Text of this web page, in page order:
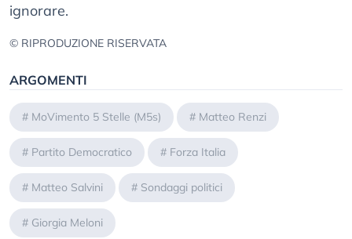
ignorare.
© RIPRODUZIONE RISERVATA
ARGOMENTI
# MoVimento 5 Stelle (M5s) # Matteo Renzi
# Partito Democratico # Forza Italia
# Matteo Salvini # Sondaggi politici
# Giorgia Meloni